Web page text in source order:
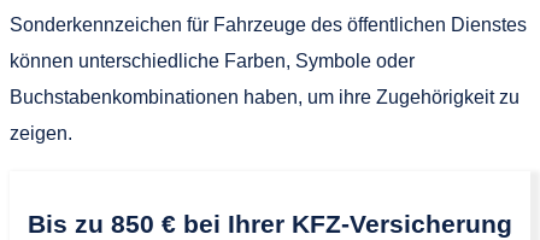
Sonderkennzeichen für Fahrzeuge des öffentlichen Dienstes
können unterschiedliche Farben, Symbole oder
Buchstabenkombinationen haben, um ihre Zugehörigkeit zu
zeigen.
Bis zu 850 € bei Ihrer KFZ-Versicherung